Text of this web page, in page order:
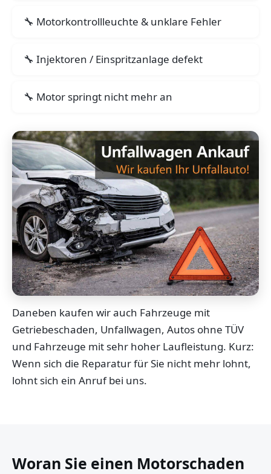
Motorkontrollleuchte & unklare Fehler
Injektoren / Einspritzanlage defekt
Motor springt nicht mehr an
Daneben kaufen wir auch Fahrzeuge mit
Getriebeschaden, Unfallwagen, Autos ohne TÜV
und Fahrzeuge mit sehr hoher Laufleistung. Kurz:
Wenn sich die Reparatur für Sie nicht mehr lohnt,
lohnt sich ein Anruf bei uns.
Woran Sie einen Motorschaden